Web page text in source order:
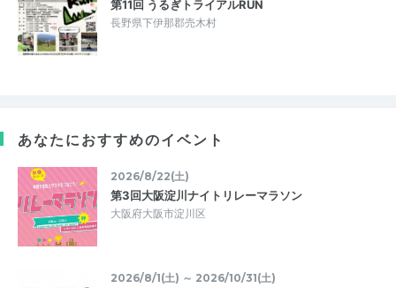
第11回 うるぎトライアルRUN
長野県下伊那郡売木村
あなたにおすすめのイベント
2026/8/22(土)
第3回大阪淀川ナイトリレーマラソン
大阪府大阪市淀川区
2026/8/1(土) ～ 2026/10/31(土)